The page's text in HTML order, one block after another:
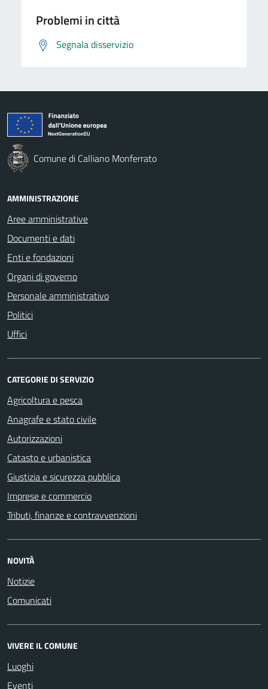
Problemi in città
Segnala disservizio
Comune di Calliano Monferrato
AMMINISTRAZIONE
Aree amministrative
Documenti e dati
Enti e fondazioni
Organi di governo
Personale amministrativo
Politici
Uffici
CATEGORIE DI SERVIZIO
Agricoltura e pesca
Anagrafe e stato civile
Autorizzazioni
Catasto e urbanistica
Giustizia e sicurezza pubblica
Imprese e commercio
Tributi, finanze e contravvenzioni
NOVITÀ
Notizie
Comunicati
VIVERE IL COMUNE
Luoghi
Eventi